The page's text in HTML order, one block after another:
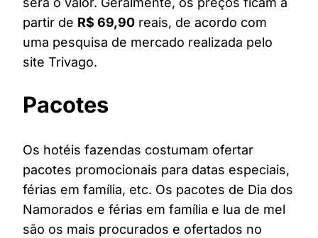
partir de R$ 69,90 reais, de acordo com
uma pesquisa de mercado realizada pelo
site Trivago.
Pacotes
Os hotéis fazendas costumam ofertar
pacotes promocionais para datas especiais,
férias em família, etc. Os pacotes de Dia dos
Namorados e férias em família e lua de mel
são os mais procurados e ofertados no